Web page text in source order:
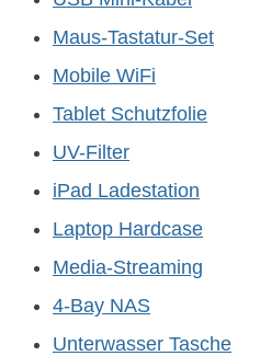
Maus-Tastatur-Set
Mobile WiFi
Tablet Schutzfolie
UV-Filter
iPad Ladestation
Laptop Hardcase
Media-Streaming
4-Bay NAS
Unterwasser Tasche